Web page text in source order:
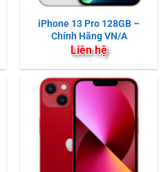
iPhone 13 Pro 128GB –
Chính Hãng VN/A
Liên hệ